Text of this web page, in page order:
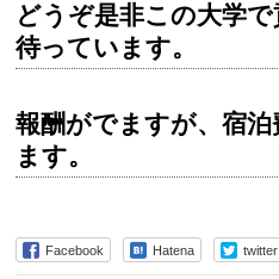
どうぞ是非この大学
待っています。
報酬がでますが、宿
ます。
Facebook Hatena twitter